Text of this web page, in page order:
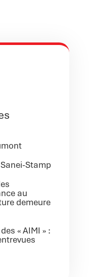
Stamp
au
demeure
« AIMI » :